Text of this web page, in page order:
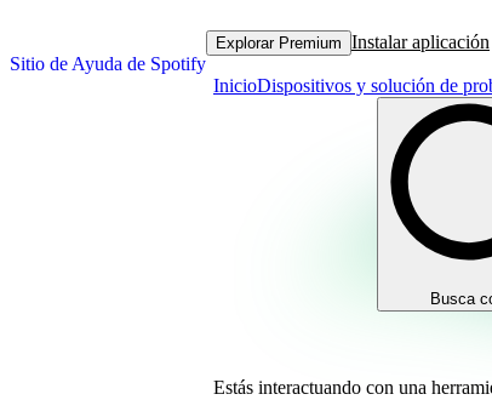
Sitio de Ayuda de Spotify
Explorar Premium Instalar aplicación
InicioDispositivos y solución de
Busca
Estás interactuando con una